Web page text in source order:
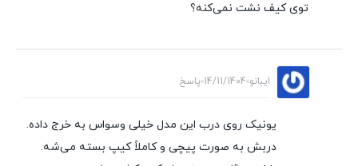
توی کیف نشت نمی‌کنه؟
ایبانو 14/11/1404 پاسخ
یونیک روی درب این مدل خیلی وسواس به خرج داده.
دربش به صورت پیچی و کاملاً کیپ بسته می‌شه.